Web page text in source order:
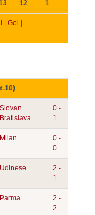
12 1
Gol
Slovan
Bratislava
0 -
1
Milan
0 -
0
Udinese
2 -
1
Parma
2 -
2